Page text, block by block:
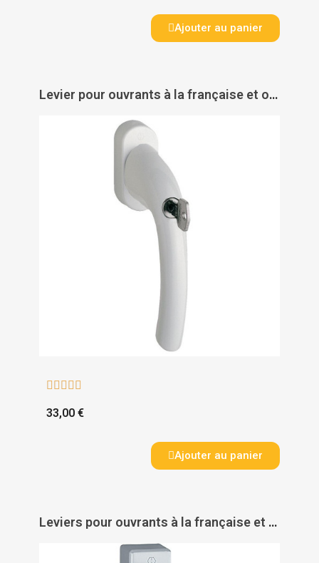
Ajouter au panier
Levier pour ouvrants à la française et oscillo-battants à condamnation semi-libre pour oscillo-battant Tokyo - HOPPE
    
33,00 €
Ajouter au panier
Leviers pour ouvrants à la française et oscillo-battants Toulon - HOPPE